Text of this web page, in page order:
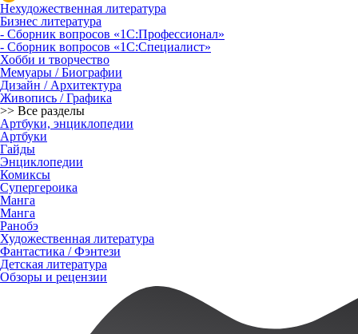
Нехудожественная литература
Бизнес литература
- Сборник вопросов «1С:Профессионал»
- Сборник вопросов «1С:Специалист»
Хобби и творчество
Мемуары / Биографии
Дизайн / Архитектура
Живопись / Графика
>> Все разделы
Артбуки, энциклопедии
Артбуки
Гайды
Энциклопедии
Комиксы
Супергероика
Манга
Манга
Ранобэ
Художественная литература
Фантастика / Фэнтези
Детская литература
Обзоры и рецензии